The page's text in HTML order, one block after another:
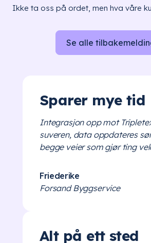
Ikke ta oss på ordet, men hva våre
Se alle
Sparer mye tid
Integrasjon opp mot
suveren, data oppdateres
begge veier som gjør ting
Friederike
Forsand Byggservice
Alt på ett sted